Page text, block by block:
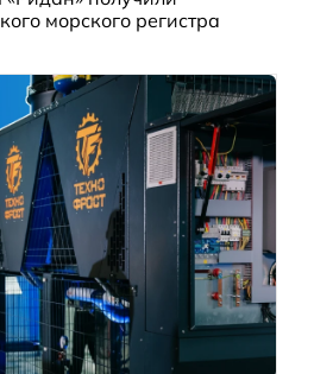
морского регистра